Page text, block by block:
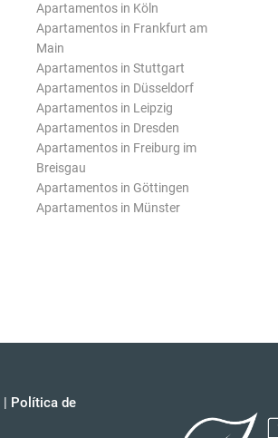
Apartamentos in Köln
Apartamentos in Frankfurt am
Main
Apartamentos in Stuttgart
Apartamentos in Düsseldorf
Apartamentos in Leipzig
Apartamentos in Dresden
Apartamentos in Freiburg im
Breisgau
Apartamentos in Göttingen
Apartamentos in Münster
| Política de